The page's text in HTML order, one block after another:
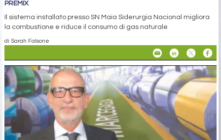
PREMIX
Il sistema installato presso SN Maia Siderurgia Nacional migliora
la combustione e riduce il consumo di gas naturale
di Sarah Falsone